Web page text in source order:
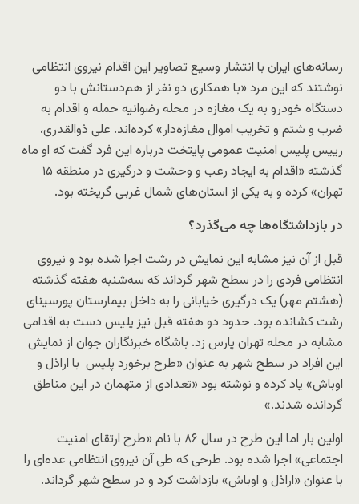
رسانه‌های ایران با انتشار وسیع تصاویر این اقدام نیروی انتظامی
نوشتند که این مرد «با همکاری دو نفر از هم‌دستانش با دو
دستگاه خودرو به یک مغازه در محله رضوانیه حمله و اقدام به
ضرب و شتم و تخریب اموال مغازه‌دار» کرده‌اند. علی ذوالقدری،
رییس پلیس امنیت عمومی پایتخت درباره این فرد گفت که او ماه
گذشته «اقدام به ایجاد رعب و وحشت و درگیری در منطقه ۱۵
تهران» کرده و به یکی از استان‌های شمال غربی گریخته بود.
در بازداشتگاه‌ها چه می‌گذرد؟
قبل از آن نیز مشابه این نمایش در رشت اجرا شده بود و نیروی
انتظامی فردی را در سطح شهر گرداند که سه‌شنبه هفته گذشته
(هشتم مهر) یک درگیری خیابانی را به داخل بیمارستان پورسینای
رشت کشانده بود. حدود دو هفته قبل نیز پلیس دست به اقدامی
مشابه در محله تهران پارس زد. باشگاه خبرنگاران جوان از نمایش
این افراد در سطح شهر به عنوان «طرح برخورد پلیس با اراذل و
اوباش» یاد کرده و نوشته بود «تعدادی از متهمان در این مناطق
گردانده شدند.»
اولین بار اما این طرح در سال ۸۶ با نام «طرح ارتقای امنیت
اجتماعی» اجرا شده بود. طرحی که طی آن نیروی انتظامی عده‌ای را
با عنوان «اراذل و اوباش» بازداشت کرد و در سطح شهر گرداند.